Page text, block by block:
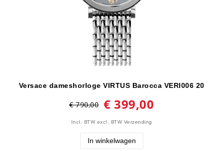
Versace dameshorloge VIRTUS Barocca VERI006 20
€ 790,00 € 399,00
Incl. BTW excl. BTW Verzending
In winkelwagen